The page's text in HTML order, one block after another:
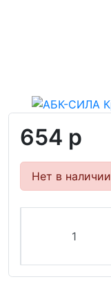
654 р
Нет в наличии